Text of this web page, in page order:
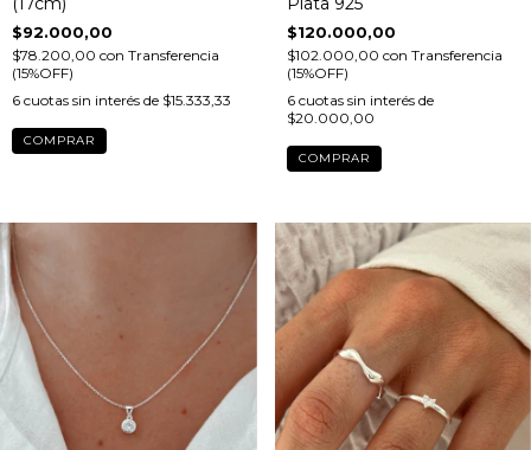
$92.000,00
$78.200,00 con Transferencia
(15%OFF)
6 cuotas sin interés de $15.333,33
$120.000,00
$102.000,00 con Transferencia
(15%OFF)
6 cuotas sin interés de
$20.000,00